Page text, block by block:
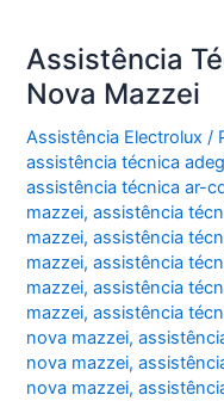
Assistência
Nova Mazzei
Assistência Electrolux /
assistência técnica
assistência técnica ar-
mazzei,assistência
mazzei,assistência
mazzei,assistência
mazzei,assistência
mazzei,assistência
nova mazzei,
nova mazzei,
nova mazzei,